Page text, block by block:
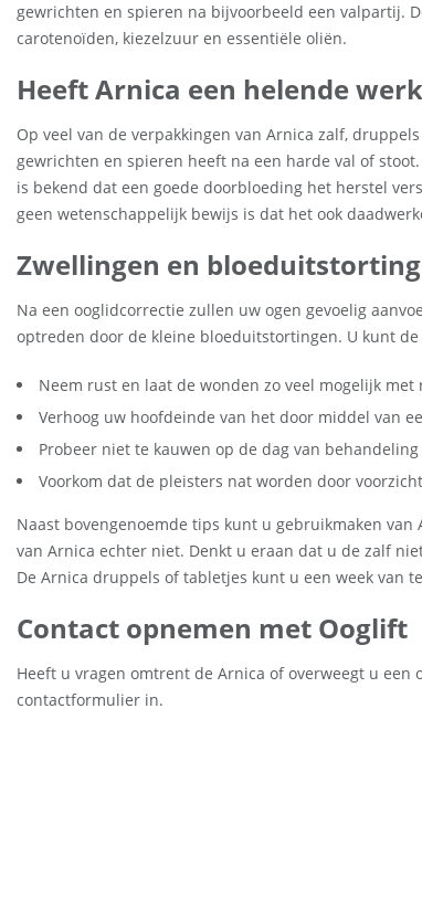
gewrichten en spieren na bijvoorbeeld een valpartij.
carotenoïden, kiezelzuur en essentiële oliën.
Heeft Arnica een helende
Op veel van de verpakkingen van Arnica zalf,
gewrichten en spieren heeft na een harde val of
is bekend dat een goede doorbloeding het herstel
geen wetenschappelijk bewijs is dat het ook
Zwellingen en
Na een ooglidcorrectie zullen uw ogen gevoelig
optreden door de kleine bloeduitstortingen. U kunt
Neem rust en laat de wonden zo veel mogelijk met
Verhoog uw hoofdeinde van het door middel van
Probeer niet te kauwen op de dag van
Voorkom dat de pleisters nat worden door
Naast bovengenoemde tips kunt u gebruikmaken
van Arnica echter niet. Denkt u eraan dat u de zalf
De Arnica druppels of tabletjes kunt u een week van
Contact opnemen met Ooglift
Heeft u vragen omtrent de Arnica of overweegt u
contactformulier in.